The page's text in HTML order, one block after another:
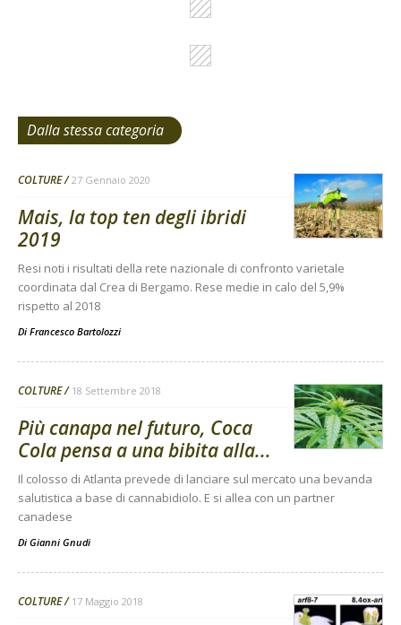
Dalla stessa categoria
COLTURE 27 Gennaio 2020
Mais, la top ten degli ibridi
2019
Resi noti i risultati della rete nazionale di confronto varietale
coordinata dal Crea di Bergamo. Rese medie in calo del 5,9%
rispetto al 2018
Di Francesco Bartolozzi
COLTURE 18 Settembre 2018
Più canapa nel futuro, Coca
Cola pensa a una bibita alla...
Il colosso di Atlanta prevede di lanciare sul mercato una bevanda
salutistica a base di cannabidiolo. E si allea con un partner
canadese
Di Gianni Gnudi
COLTURE 17 Maggio 2018